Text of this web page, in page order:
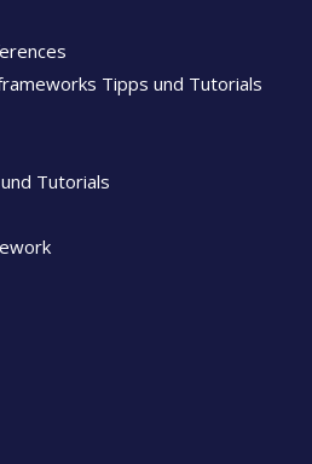
Tipps und Tutorials
Tutorials